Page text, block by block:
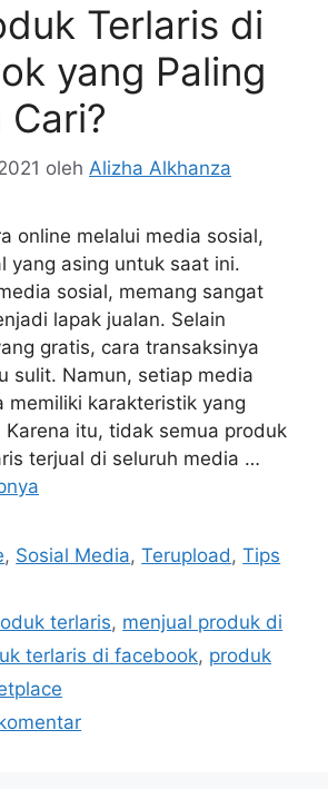
Terlaris di
yang Paling
Cari?
oleh Alizha Alkhanza
online melalui media sosial,
yang asing untuk saat ini.
sosial, memang sangat
lapak jualan. Selain
gratis, cara transaksinya
sulit. Namun, setiap media
memiliki karakteristik yang
itu, tidak semua produk
terjual di seluruh media …
, Sosial Media,Terupload ,Tips
terlaris, menjual produk di
terlaris di facebook, produk